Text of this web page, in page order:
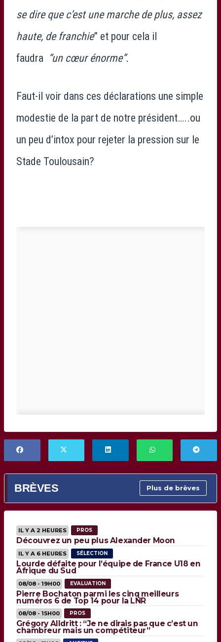
se dire que c’est une marche de plus, assez
haute, de franchie” et pour cela il
faudra “un cœur énorme”.
Faut-il voir dans ces déclarations une simple
modestie de la part de notre président…..ou
un peu d’intox pour rejeter la pression sur le
Stade Toulousain?
BRÈVES Plus de brèves
IL Y A 2 HEURES PROS
Découvrez un peu plus Alexander Moon
IL Y A 6 HEURES SÉLECTION
Lourde défaite pour l’équipe de France U18 en
Afrique du Sud
08/08 - 19H00 EVALUATION
Pierre Bochaton parmi les cinq meilleurs
numéros 6 de Top 14 pour la LNR
08/08 - 15H00 PROS
Grégory Alldritt : “Je ne dirais pas que c’est un
chambreur mais un compétiteur”